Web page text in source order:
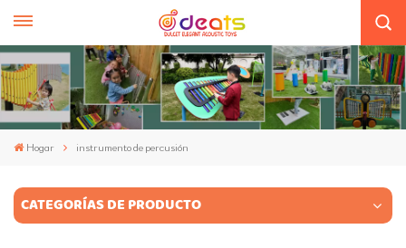
Hogar instrumento de percusión
CATEGORÍAS DE PRODUCTO